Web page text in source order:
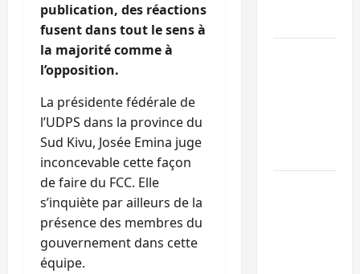
publication, des réactions
fusent dans tout le sens à
la majorité comme à
l’opposition.
La présidente fédérale de
l’UDPS dans la province du
Sud Kivu, Josée Emina juge
inconcevable cette façon
de faire du FCC. Elle
s’inquiète par ailleurs de la
présence des membres du
gouvernement dans cette
équipe.